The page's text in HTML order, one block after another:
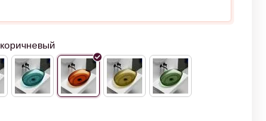
коричневый